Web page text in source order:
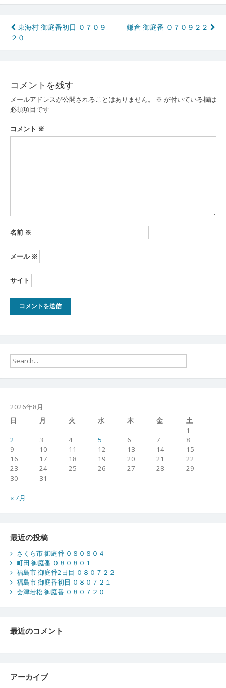
投
稿
ビ
ゲ
ー
シ
東海村 御庭番初日 ０７０９
２０
鎌倉 御庭番 ０７０９２２
コメントを残す
メールアドレスが公開されることはありません。 ※ が付いている欄は
必須項目です
コメント ※
名前 ※
メール ※
サイト
2026年8月
日
月 火 水 木 金
土
1
2
3 4 5 6 7
8
9
10 11 12 13 14
15
16
17 18 19 20 21
22
23
24 25 26 27 28
29
30
31
« 7月
最近の投稿
さくら市 御庭番 ０８０８０４
町田 御庭番 ０８０８０１
福島市 御庭番2日目 ０８０７２２
福島市 御庭番初日 ０８０７２１
会津若松 御庭番 ０８０７２０
最近のコメント
アーカイブ